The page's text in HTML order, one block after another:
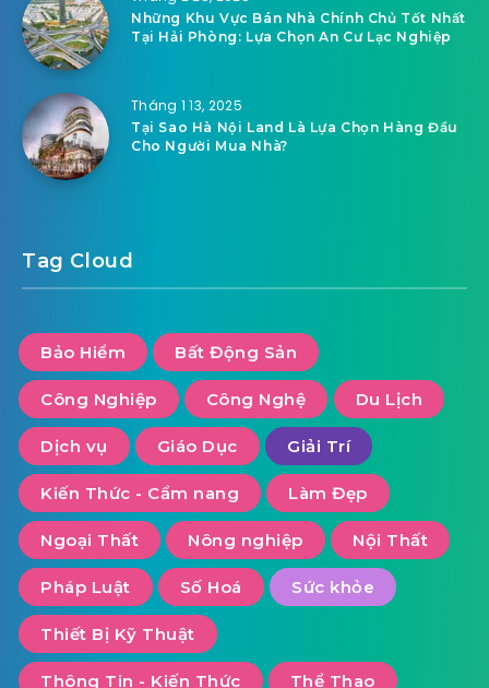
Những Khu Vực Bán Nhà Chính Chủ Tốt Nhất
Tại Hải Phòng: Lựa Chọn An Cư Lạc Nghiệp
Tháng 1 13, 2025
Tại Sao Hà Nội Land Là Lựa Chọn Hàng Đầu
Cho Người Mua Nhà?
Tag Cloud
Bảo Hiểm Bất Động Sản
Công Nghiệp Công Nghệ Du Lịch
Dịch vụ Giáo Dục Giải Trí
Kiến Thức - Cẩm nang Làm Đẹp
Ngoại Thất Nông nghiệp Nội Thất
Pháp Luật Số Hoá Sức khỏe
Thiết Bị Kỹ Thuật
Thông Tin - Kiến Thức Thể Thao